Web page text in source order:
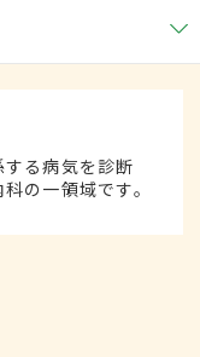
る病気を診断
の一領域です。